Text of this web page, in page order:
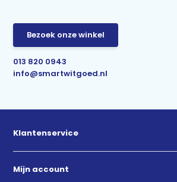
Bezoek onze winkel
013 820 0943
info@smartwitgoed.nl
Klantenservice
Mijn account